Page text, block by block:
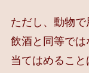
ただし、動物
飲酒と同等で
当てはめるこ